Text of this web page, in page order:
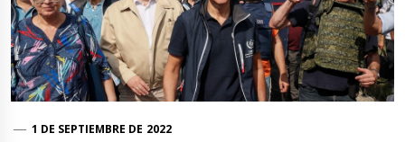
1 DE SEPTIEMBRE DE 2022